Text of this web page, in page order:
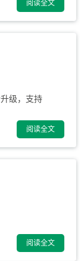
阅读全文
级，支持
阅读全文
阅读全文